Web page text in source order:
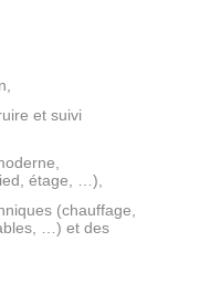
et suivi
étage, …),
(chauffage,
…) et des